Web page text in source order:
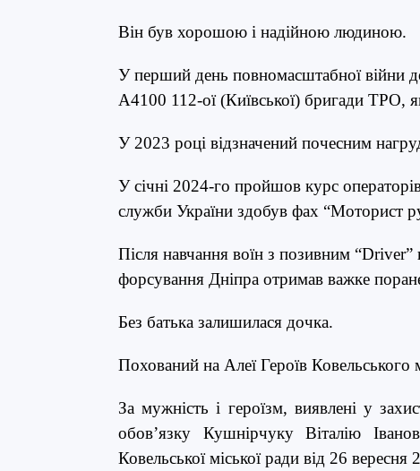
Він був хорошою і надійною людиною.
У перший день повномасштабної війни
А4100 112-ої (Київської) бригади ТРО,
У 2023 році відзначений почесним
У січні 2024-го пройшов курс
служби України здобув фах “Моторист
Після навчання воїн з позивним
форсування Дніпра отримав важке
Без батька залишилася дочка.
Похований на Алеї Героїв Ковельського
За мужність і героїзм, виявлені у
обов’язку Кушнірчуку Віталію
Ковельської міської ради від 26